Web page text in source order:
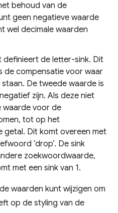
behoud van de
geen negatieve waarde
wel decimale waarden
definieert de letter-sink. Dit
de compensatie voor waar
De tweede waarde is
zijn. Als deze niet
waarde voor de
tot op het
getal. Dit komt overeen met
‘drop’. De sink
zoekwoordwaarde,
met een sink van 1.
waarden kunt wijzigen om
op de styling van de